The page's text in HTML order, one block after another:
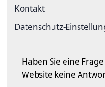
Kontakt
Datenschutz-
Haben Sie eine
Website keine